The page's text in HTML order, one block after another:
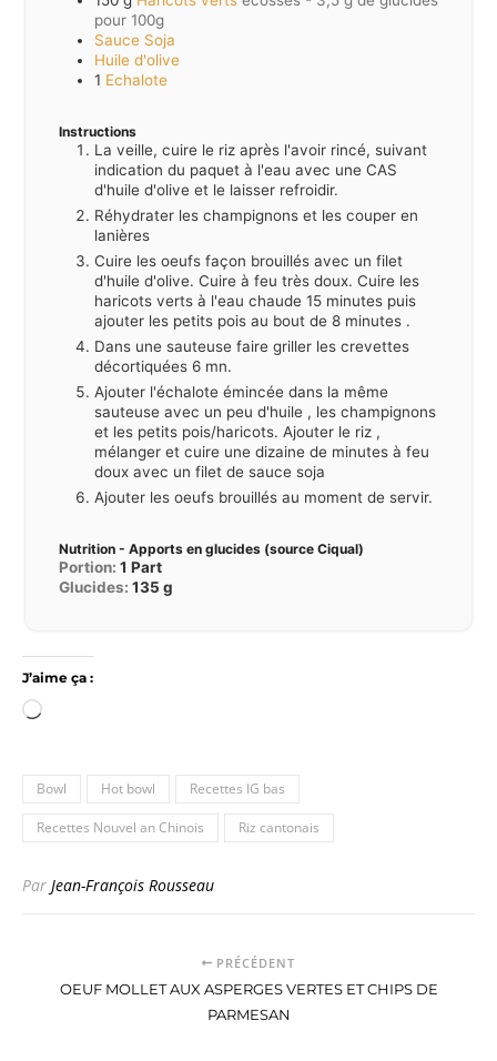
pour 100g
Sauce Soja
Huile d'olive
1 Echalote
Instructions
La veille, cuire le riz après l'avoir rincé, suivant
indication du paquet à l'eau avec une CAS
d'huile d'olive et le laisser refroidir.
Réhydrater les champignons et les couper en
lanières
Cuire les oeufs façon brouillés avec un filet
d'huile d'olive. Cuire à feu très doux. Cuire les
haricots verts à l'eau chaude 15 minutes puis
ajouter les petits pois au bout de 8 minutes .
Dans une sauteuse faire griller les crevettes
décortiquées 6 mn.
Ajouter l'échalote émincée dans la même
sauteuse avec un peu d'huile , les champignons
et les petits pois/haricots. Ajouter le riz ,
mélanger et cuire une dizaine de minutes à feu
doux avec un filet de sauce soja
Ajouter les oeufs brouillés au moment de servir.
Nutrition - Apports en glucides (source Ciqual)
Portion: 1 Part
Glucides: 135 g
J’aime ça :
Chargement…
Bowl Hot bowl Recettes IG bas
Recettes Nouvel an Chinois Riz cantonais
Par Jean-François Rousseau
PRÉCÉDENT
OEUF MOLLET AUX ASPERGES VERTES ET CHIPS DE
PARMESAN